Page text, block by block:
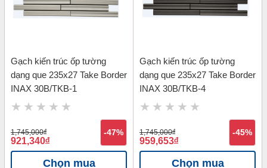
Gạch kiến trúc ốp tường
dạng que 235x27 Take Border
INAX 30B/TKB-1
1,745,000đ
921,340đ
-47%
Chọn mua
Gạch kiến trúc ốp tường
dạng que 235x27 Take Border
INAX 30B/TKB-4
1,745,000đ
959,653đ
-45%
Chọn mua